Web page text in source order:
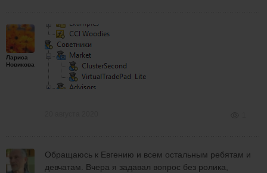
Лариса
Новикова
Обращаюсь к Евгению и всем остальным ребятам и
девчатам. Вчера я задавал вопрос без ролика,